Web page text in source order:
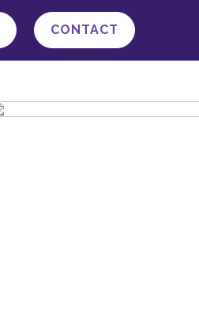
CONTACT